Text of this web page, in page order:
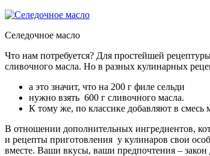
Селедочное масло
Что нам потребуется? Для простейшей
сливочного масла. Но в разных кулинарных
а это значит, что на 200 г филе сельди
нужно взять 600 г сливочного масла.
К тому же, по классике добавляют в смесь
В отношении дополнительных ингредиентов,
и рецепты приготовления у кулинаров свои
вместе. Ваши вкусы, ваши предпочтения – закон